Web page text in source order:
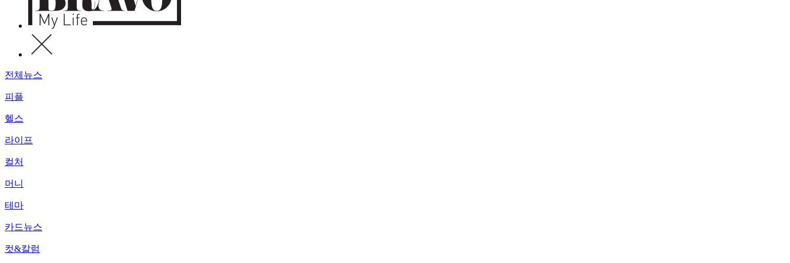
전체뉴스
피플
헬스
라이프
컬처
머니
테마
카드뉴스
컷&칼럼